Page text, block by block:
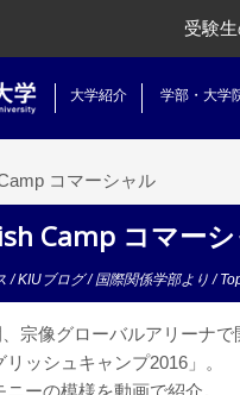
受験
大学紹介 学部・大学
コマーシャル
Camp コマー
/KIUブログ/国際関係学部より/
宗像グローバルアリーナ
ッシュキャンプ2016」。
ーの模様を動画で紹介。